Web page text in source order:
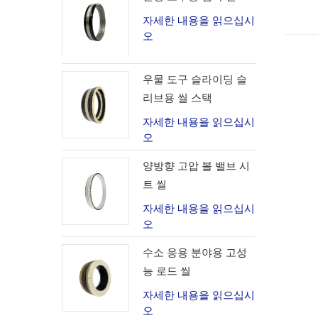
자세한 내용을 읽으십시
오
우물 도구 슬라이딩 슬
리브용 씰 스택
자세한 내용을 읽으십시
오
양방향 고압 볼 밸브 시
트 씰
자세한 내용을 읽으십시
오
수소 응용 분야용 고성
능 로드 씰
자세한 내용을 읽으십시
오